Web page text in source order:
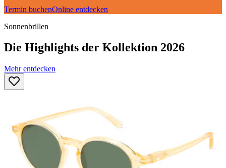
Termin buchenOnline entdecken
Sonnenbrillen
Die Highlights der Kollektion 2026
Mehr entdecken